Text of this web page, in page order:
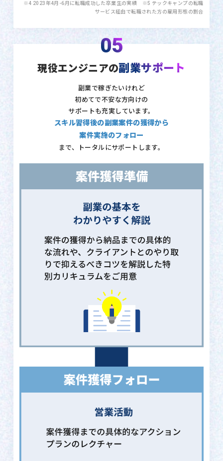
※4 2023年4月-6月に転職成功した卒業生の実績 ※5 テックキャンプの転職
サービス経由で転職された方の雇用形態の割合
05
現役エンジニアの副業サポート
副業で稼ぎたいけれど
初めてで不安な方向けの
サポートも充実しています。
スキル習得後の副業案件の獲得から
案件実施のフォロー
まで、トータルにサポートします。